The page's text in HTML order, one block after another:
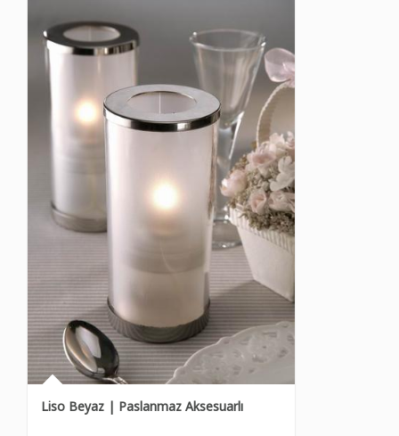
Liso Beyaz | Paslanmaz Aksesuarlı